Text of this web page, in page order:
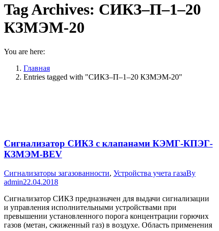
Tag Archives: СИКЗ–П–1–20
КЗМЭМ-20
You are here:
Главная
Entries tagged with "СИКЗ–П–1–20 КЗМЭМ-20"
Сигнализатор СИКЗ с клапанами КЭМГ-КПЭГ-
КЗМЭМ-BEV
Сигнализаторы загазованности, Устройства учета газаBy
admin22.04.2018
Сигнализатор СИКЗ предназначен для выдачи сигнализации
и управления исполнительными устройствами при
превышении установленного порога концентрации горючих
газов (метан, сжиженный газ) в воздухе. Область применения